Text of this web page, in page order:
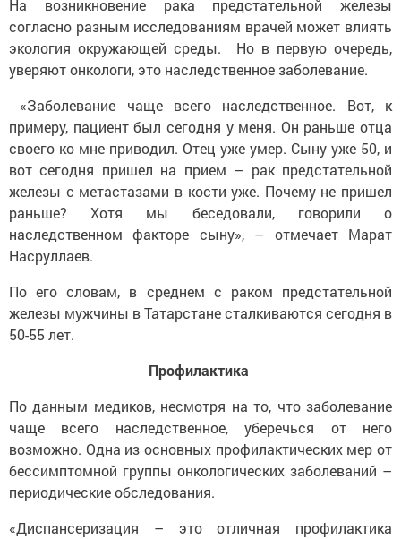
На возникновение рака предстательной железы
согласно разным исследованиям врачей может влиять
экология окружающей среды. Но в первую очередь,
уверяют онкологи, это наследственное заболевание.
«Заболевание чаще всего наследственное. Вот, к
примеру, пациент был сегодня у меня. Он раньше отца
своего ко мне приводил. Отец уже умер. Сыну уже 50, и
вот сегодня пришел на прием – рак предстательной
железы с метастазами в кости уже. Почему не пришел
раньше? Хотя мы беседовали, говорили о
наследственном факторе сыну», – отмечает Марат
Насруллаев.
По его словам, в среднем с раком предстательной
железы мужчины в Татарстане сталкиваются сегодня в
50-55 лет.
Профилактика
По данным медиков, несмотря на то, что заболевание
чаще всего наследственное, уберечься от него
возможно. Одна из основных профилактических мер от
бессимптомной группы онкологических заболеваний –
периодические обследования.
«Диспансеризация – это отличная профилактика